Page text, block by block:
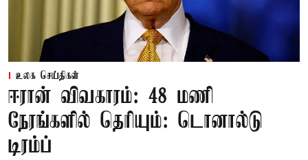
உலக செய்திகள்
ஈரான் விவகாரம்: 48 மணி
நேரங்களில் தெரியும்: டொனால்டு
டிரம்ப்